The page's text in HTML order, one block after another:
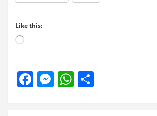
Like this:
Loading…
F
M W